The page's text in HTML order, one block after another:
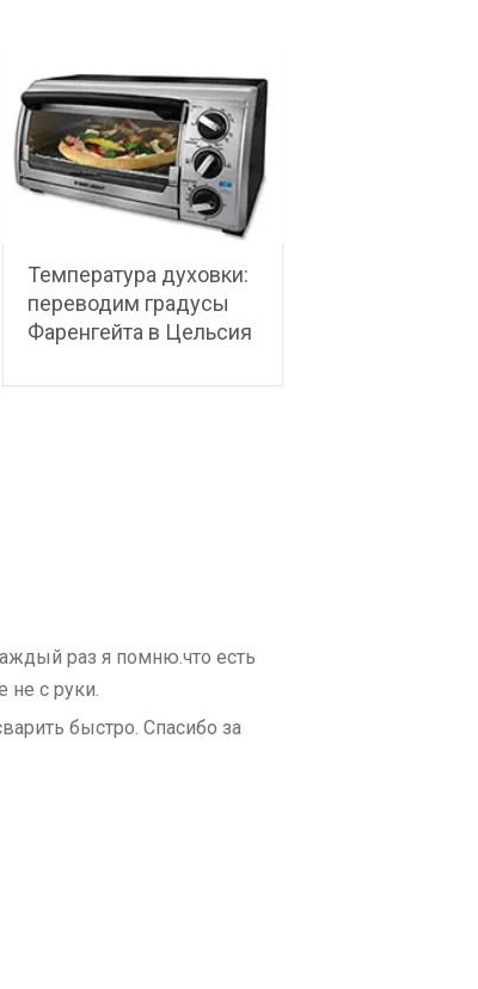
Температура духовки:
переводим градусы
Фаренгейта в Цельсия
раз я помню.что есть
не с руки.
быстро. Спасибо за